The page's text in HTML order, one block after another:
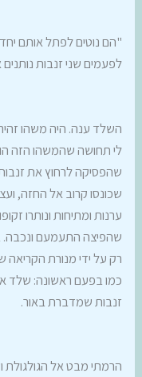
"הם נוטים לפתל אותם יחד.
לפעמים שני זנבות
השלד ענה. היה משהו
לי תחושה שהמשהו הזה
שהפסיקה לרחוץ את
שכונסו קרוב אל החזה,
ערנות ומתיחות ונותרו
שהפיצה התעמעם ונכבה.
רק על ידי מנורת הקריאה
כמו בפעם ראשונה: שלד
זנבות שמדברת באור.
הרמתי מבט אל הגולגולת